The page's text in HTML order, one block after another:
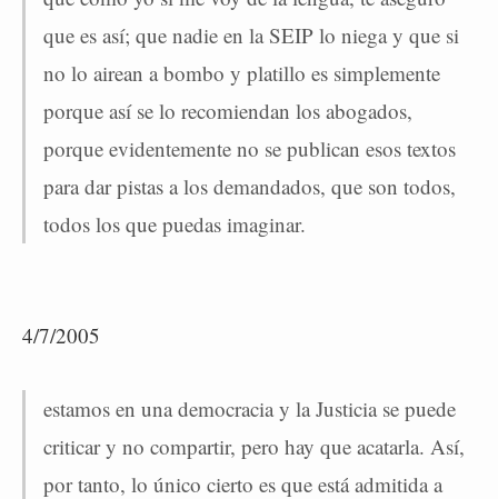
que es así; que nadie en la SEIP lo niega y que si
no lo airean a bombo y platillo es simplemente
porque así se lo recomiendan los abogados,
porque evidentemente no se publican esos textos
para dar pistas a los demandados, que son todos,
todos los que puedas imaginar.
4/7/2005
estamos en una democracia y la Justicia se puede
criticar y no compartir, pero hay que acatarla. Así,
por tanto, lo único cierto es que está admitida a